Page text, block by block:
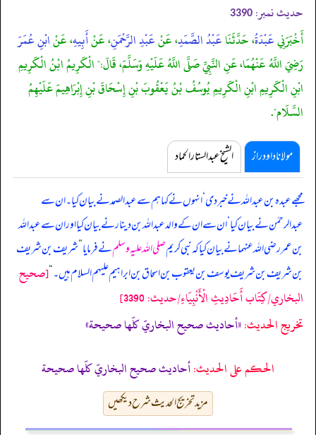
حدیث نمبر: 3390
أَخْبَرَنِيعَبْدَةُ، حَدَّثَنَاعَبْدُ الصَّمَدِ، عَنْعَبْدِ الرَّحْمَنِ، عَنْأَبِيهِ، عَنْابْنِ عُمَرَ
رَضِيَ اللَّهُ عَنْهُمَا، عَنِ النَّبِيِّ صَلَّى اللَّهُ عَلَيْهِ وَسَلَّمَ، قَالَ:" الْكَرِيمُ ابْنُ الْكَرِيمِ
ابْنِ الْكَرِيمِ ابْنِ الْكَرِيمِ يُوسُفُ بْنُ يَعْقُوبَ بْنِ إِسْحَاقَ بْنِ إِبْرَاهِيمَ عَلَيْهِمُ
السَّلَام".
مولانا داود راز الشیخ عبدالستار الحماد
مجھے عبدہ بن عبداللہ نے خبر دی ‘ انہوں نے کہا ہم سے عبدالصمد نے بیان کیا۔ ان سے
عبدالرحمٰن نے بیان کیا ‘ ان سے ان کے والد عبداللہ بن دینار نے بیان کیا اور ان سے عبداللہ
بن عمر رضی اللہ عنہما نے بیان کیا کہنبی کریمصلی اللہ علیہ وسلمنے فرمایا”شریف بن شریف
بن شریف بن شریف یوسف بن یعقوب بن اسحاق بن ابراہیم علیہم السلام ہیں۔“[صحيح
البخاري/كِتَاب أَحَادِيثِ الْأَنْبِيَاءِ/حدیث: 3390]
تخریج الحدیث:«أحاديث صحيح البخاريّ كلّها صحيحة»
الحكم على الحديث:أحاديث صحيح البخاريّ كلّها صحيحة
مزید تخریج الحدیث شرح دیکھیں